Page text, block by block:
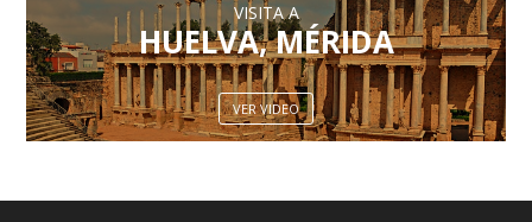
VISITA A
HUELVA,MÉRIDA
VER VIDEO